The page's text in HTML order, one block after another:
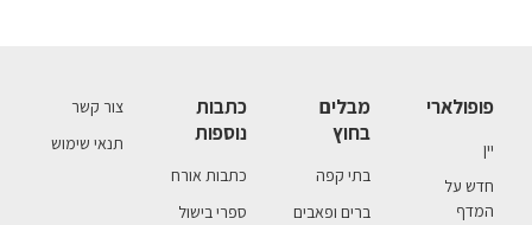
פופולארי
יין
חדש על
המדף
מבלים
בחוץ
בתי קפה
ברים ופאבים
כתבות
נוספות
כתבות אורח
ספרי בישול
צור קשר
תנאי שימוש